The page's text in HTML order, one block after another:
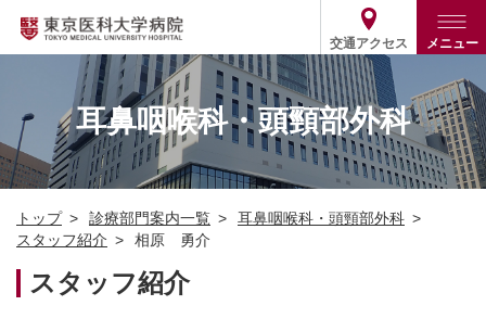
交通アクセス メニュー
トップ
外来・入院案内
外来
入院
患者支援・相談窓口
診療部門案内
診療部門案内一覧
医師・歯科医師等情報検索
病院案内
基本情報
役割・取り組み
医療関係の方
採用関連 ENGLISH
耳鼻咽喉科・頭頸部外科
トップ 診療部門案内一覧
耳鼻咽喉科・頭頸部外科
スタッフ紹介
相原 勇介
スタッフ紹介